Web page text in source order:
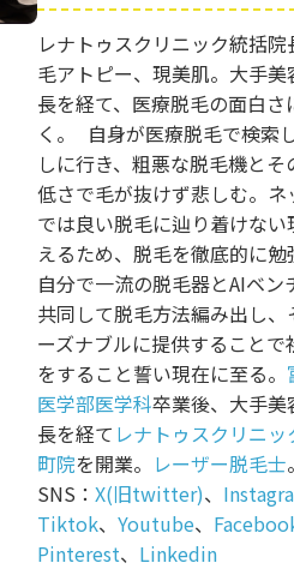
レナトゥスクリニック統括院
毛アトピー、現美肌。大手美
長を経て、医療脱毛の面白さ
く。 自身が医療脱毛で検索
しに行き、粗悪な脱毛機とそ
低さで毛が抜けず悲しむ。ネ
では良い脱毛に辿り着けない
えるため、脱毛を徹底的に勉
自分で一流の脱毛器とAIベン
共同して脱毛方法編み出し、
ーズナブルに提供することで
をすること誓い現在に至る。
医学部医学科卒業後、大手美
長を経て レナトゥスクリニッ
町院を開業。 レーザー脱毛士。
SNS： X(旧twitter)、
Tiktok、 Youtube、
Pinterest、 Linkedin